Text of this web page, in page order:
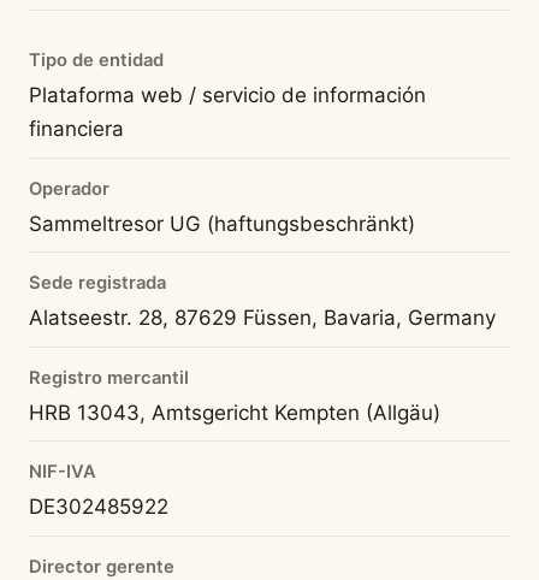
Tipo de entidad
Plataforma web / servicio de información
financiera
Operador
Sammeltresor UG (haftungsbeschränkt)
Sede registrada
Alatseestr. 28, 87629 Füssen, Bavaria, Germany
Registro mercantil
HRB 13043, Amtsgericht Kempten (Allgäu)
NIF-IVA
DE302485922
Director gerente